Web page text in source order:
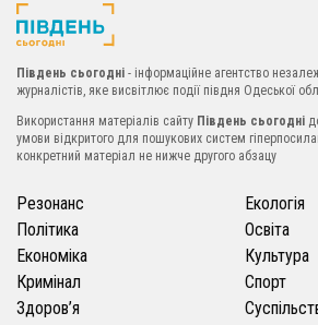
Південь сьогодні - інформаційне агентство
журналістів, яке висвітлює події півдня Одеської
Використання матеріалів сайту Південь сьогодні
умови відкритого для пошукових систем
конкретний матеріал не нижче другого абзацу
Резонанс
Політика
Економіка
Кримінал
Здоров’я
Екологія
Освіта
Культура
Спорт